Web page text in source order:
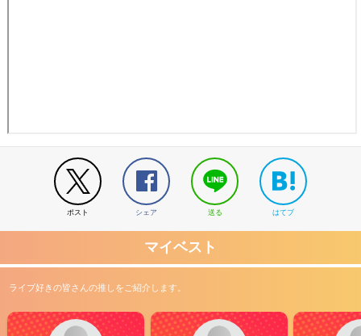
ポスト シェア 送る はてブ
マイベスト
ライブ好きの皆さんの推しをご紹介します。